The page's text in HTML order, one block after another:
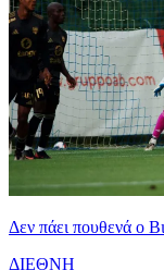
Δεν πάει πουθενά ο
ΔΙΕΘΝΗ